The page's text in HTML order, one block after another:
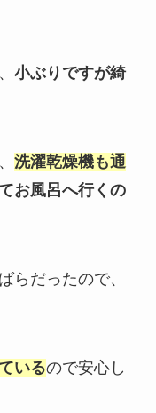
小ぶりですが綺
洗濯乾燥機も通
お風呂へ行くの
らだったので、
いるので安心し